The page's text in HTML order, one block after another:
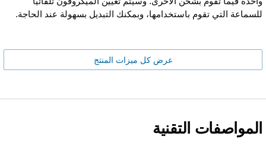
للسماعة التي تقوم باستخدامها، وبمكنك التبديل بسهولة عند الحاجة.
عرض كل ميزات المنتج
المواصفات التقنية